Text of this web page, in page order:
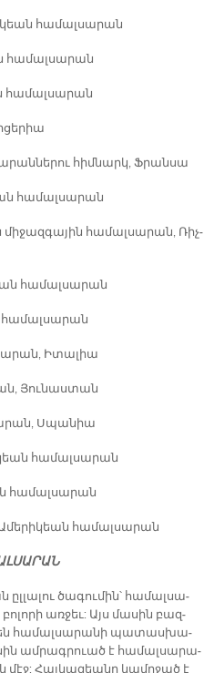
հա­մալ­սա­րան
հա­մալ­սա­րան
հա­մալ­սա­րան
հիմ­նարկ, Ֆրան­սա
հա­մալ­սա­րան
մի­ջազ­գա­յին հա­մալ­սա­րան, Ռիչ­
հա­մալ­սա­րան
հա­մալ­սա­րան
Ի­տա­լիա
Յու­նաս­տան
Սպա­նիա
հա­մալ­սա­րան
հա­մալ­սա­րան
հա­մալ­սա­րան
ծա­գու­մին՝ հա­մալ­սա­
առ­ջեւ: Այս մա­սին բազ­
են հա­մալ­սա­րա­նի պա­տաս­խա­
ամ­րագ­րուած է հա­մալ­սա­րա­
մէջ: Հայ­կա­զեա­նը կամր­ջած է